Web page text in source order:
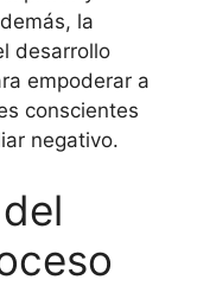
la
desarrollo
empoderar a
conscientes
negativo.